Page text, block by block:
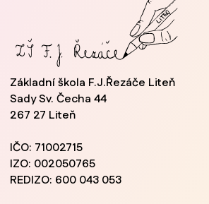
Základní škola F.J.Řezáče Liteň
Sady Sv. Čecha 44
267 27 Liteň
IČO: 71002715
IZO: 002050765
REDIZO: 600 043 053